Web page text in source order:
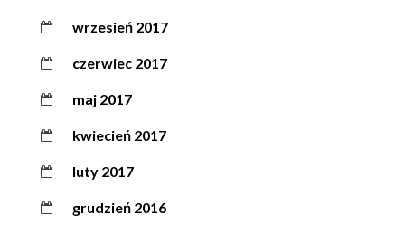
wrzesień 2017
czerwiec 2017
maj 2017
kwiecień 2017
luty 2017
grudzień 2016